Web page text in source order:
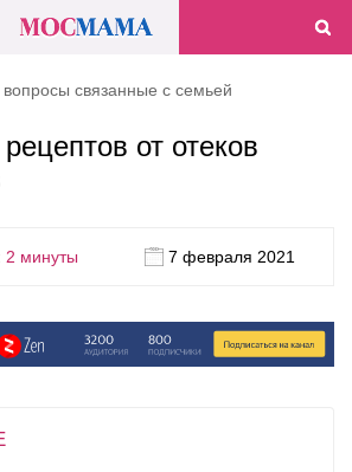
вопросы связанные с семьей
от отеков
2 минуты 7 февраля 2021